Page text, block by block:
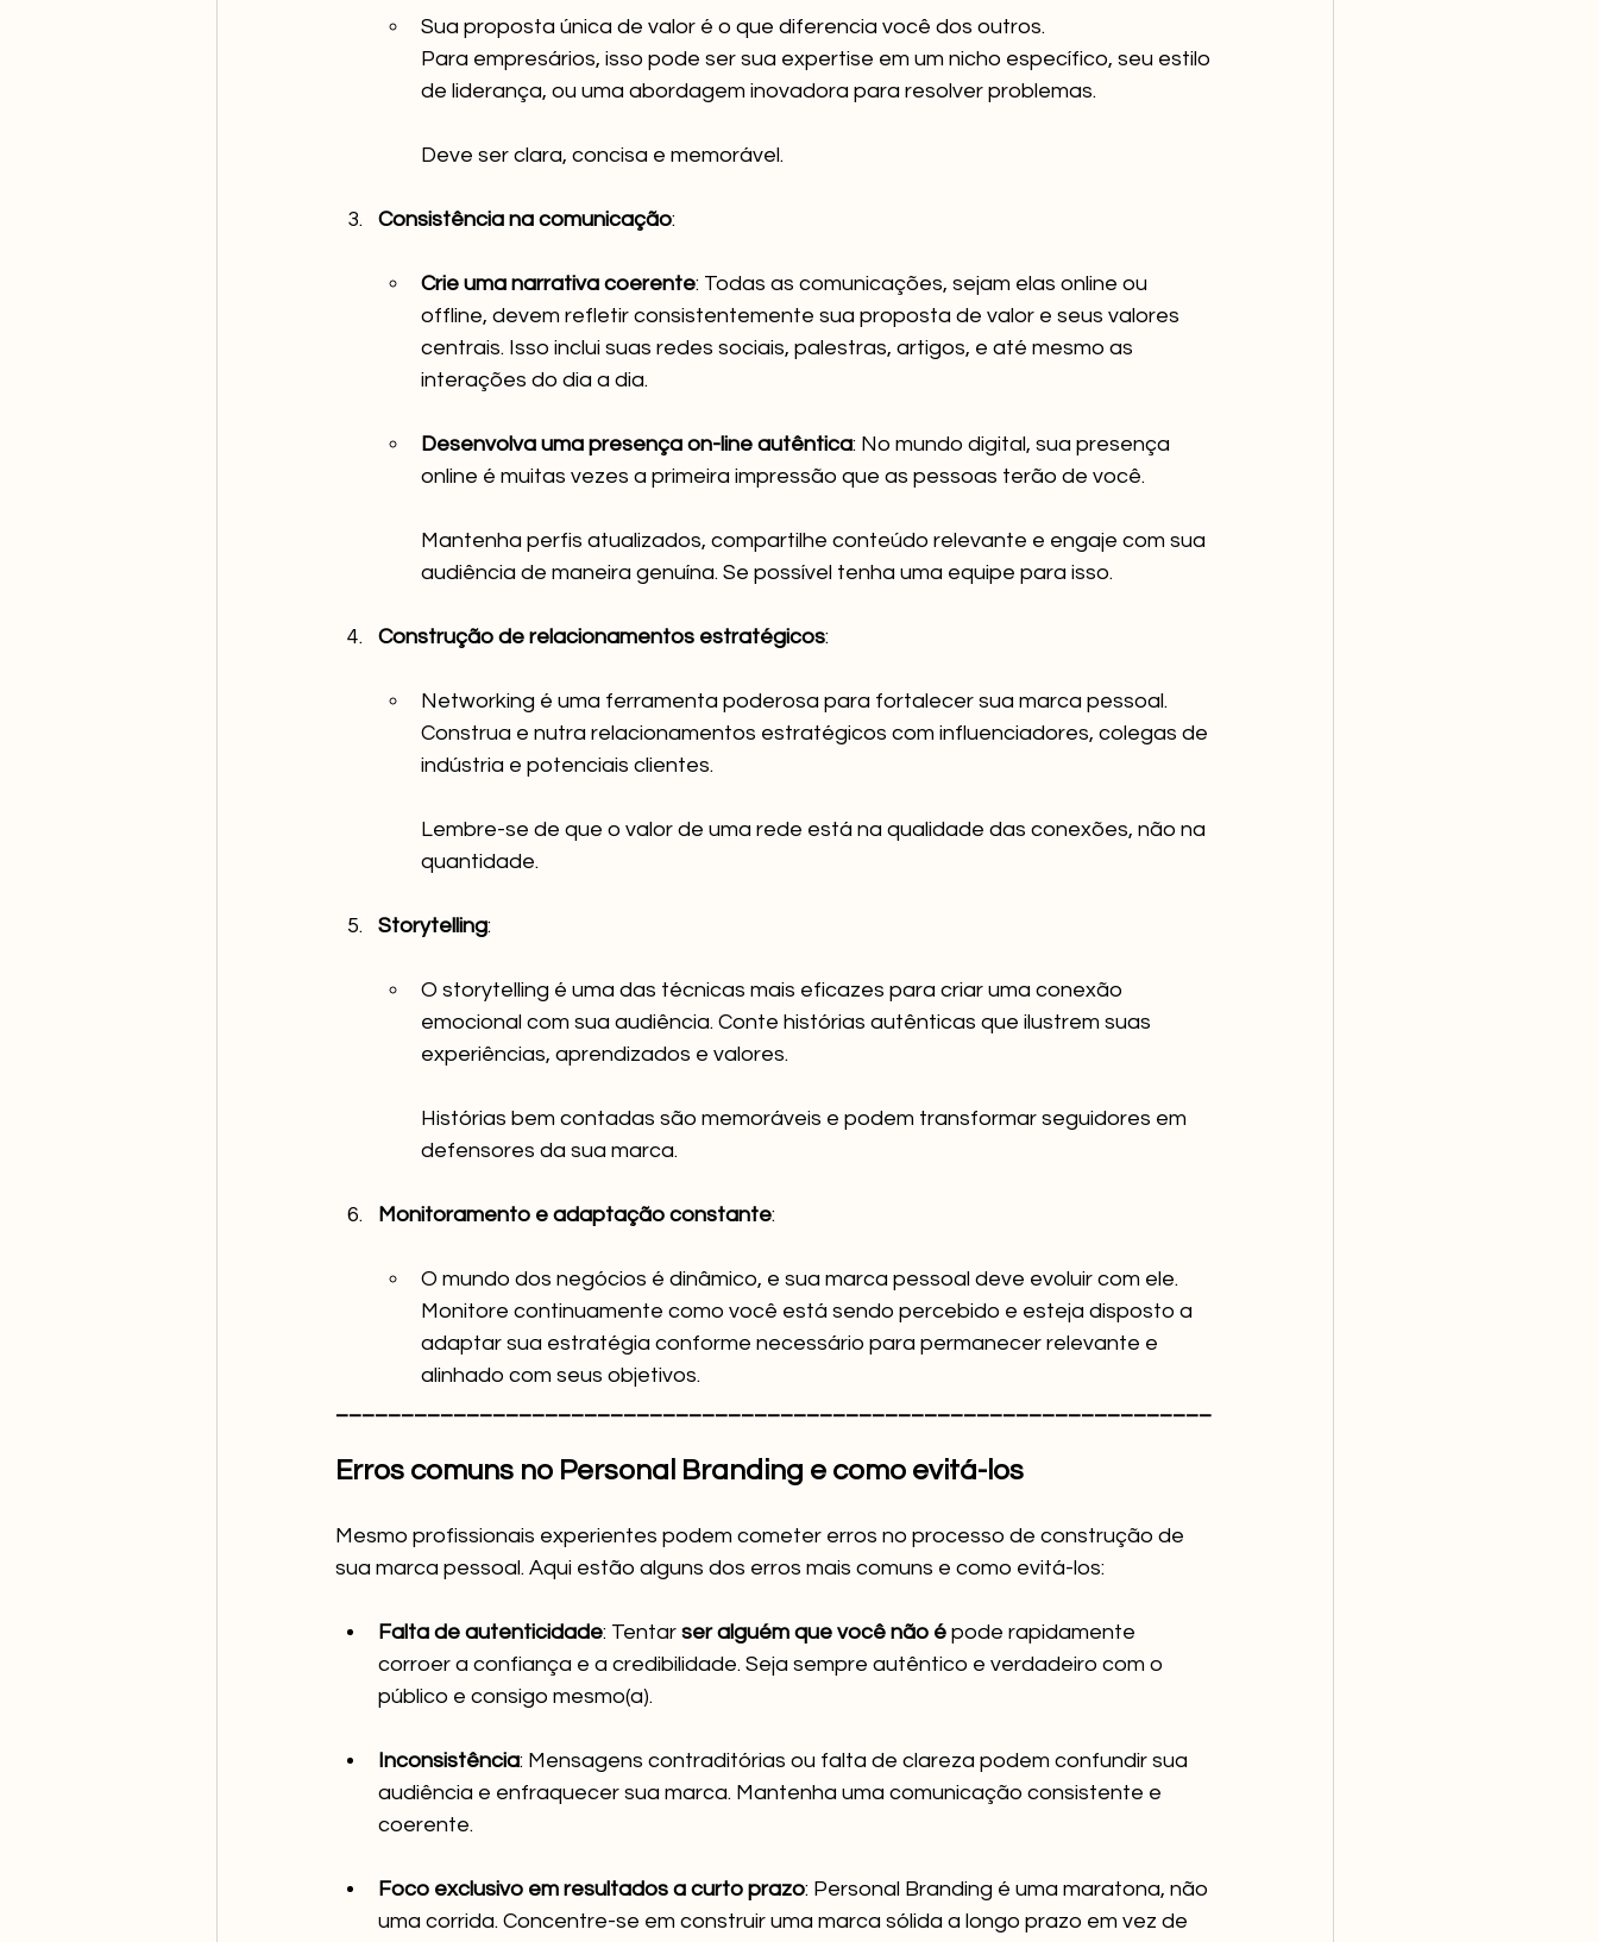
Sua proposta única de valor é o que diferencia você dos outros.
Para empresários, isso pode ser sua expertise em um nicho específico, seu estilo
de liderança, ou uma abordagem inovadora para resolver problemas.
Deve ser clara, concisa e memorável.
Consistência na comunicação:
Crie uma narrativa coerente: Todas as comunicações, sejam elas online ou
offline, devem refletir consistentemente sua proposta de valor e seus valores
centrais. Isso inclui suas redes sociais, palestras, artigos, e até mesmo as
interações do dia a dia.
Desenvolva uma presença on-line autêntica: No mundo digital, sua presença
online é muitas vezes a primeira impressão que as pessoas terão de você.
Mantenha perfis atualizados, compartilhe conteúdo relevante e engaje com sua
audiência de maneira genuína. Se possível tenha uma equipe para isso.
Construção de relacionamentos estratégicos:
Networking é uma ferramenta poderosa para fortalecer sua marca pessoal.
Construa e nutra relacionamentos estratégicos com influenciadores, colegas de
indústria e potenciais clientes.
Lembre-se de que o valor de uma rede está na qualidade das conexões, não na
quantidade.
Storytelling:
O storytelling é uma das técnicas mais eficazes para criar uma conexão
emocional com sua audiência. Conte histórias autênticas que ilustrem suas
experiências, aprendizados e valores.
Histórias bem contadas são memoráveis e podem transformar seguidores em
defensores da sua marca.
Monitoramento e adaptação constante:
O mundo dos negócios é dinâmico, e sua marca pessoal deve evoluir com ele.
Monitore continuamente como você está sendo percebido e esteja disposto a
adaptar sua estratégia conforme necessário para permanecer relevante e
alinhado com seus objetivos.
Erros comuns no Personal Branding e como evitá-los
Mesmo profissionais experientes podem cometer erros no processo de construção de
sua marca pessoal. Aqui estão alguns dos erros mais comuns e como evitá-los:
Falta de autenticidade: Tentar ser alguém que você não é pode rapidamente
corroer a confiança e a credibilidade. Seja sempre autêntico e verdadeiro com o
público e consigo mesmo(a).
Inconsistência: Mensagens contraditórias ou falta de clareza podem confundir sua
audiência e enfraquecer sua marca. Mantenha uma comunicação consistente e
coerente.
Foco exclusivo em resultados a curto prazo: Personal Branding é uma maratona, não
uma corrida. Concentre-se em construir uma marca sólida a longo prazo em vez de